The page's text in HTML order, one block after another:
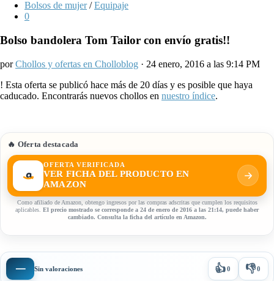
Bolsos de mujer / Equipaje
0
Bolso bandolera Tom Tailor con envío gratis!!
porChollos y ofertas en Cholloblog · 24 enero, 2016 a las 9:14 PM
! Esta oferta se publicó hace más de 20 días y es posible que haya
caducado. Encontrarás nuevos chollos en nuestro índice.
🔥 Oferta destacada
OFERTA VERIFICADA
VER FICHA DEL PRODUCTO EN
AMAZON
Como afiliado de Amazon, obtengo ingresos por las compras adscritas que cumplen los requisitos
aplicables. El precio mostrado se corresponde a 24 de enero de 2016 a las 21:14, puede haber
cambiado. Consulta la ficha del artículo en Amazon.
— Sin valoraciones 👍0 👎0